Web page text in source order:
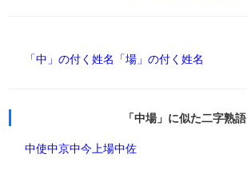
「中」の付く姓名 「場」の付く姓名
「中場」に似た二字熟語
中使中京中今上場中佐